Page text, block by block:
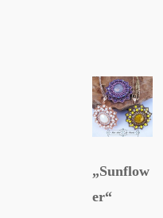
„Sunflow
er“